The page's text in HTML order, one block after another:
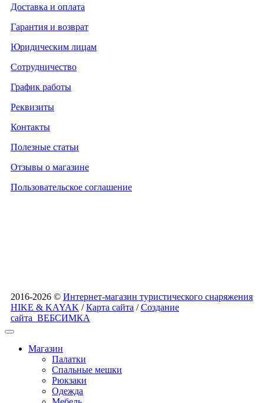
Доставка и оплата
Гарантия и возврат
Юридическим лицам
Сотрудничество
График работы
Реквизиты
Контакты
Полезные статьи
Отзывы о магазине
Пользовательское соглашение
2016-2026 © Интернет-магазин туристического снаряжения
HIKE & KAYAK /Карта сайта /Создание
сайта ВЕБСИМКА
Магазин
Палатки
Спальные мешки
Рюкзаки
Одежда